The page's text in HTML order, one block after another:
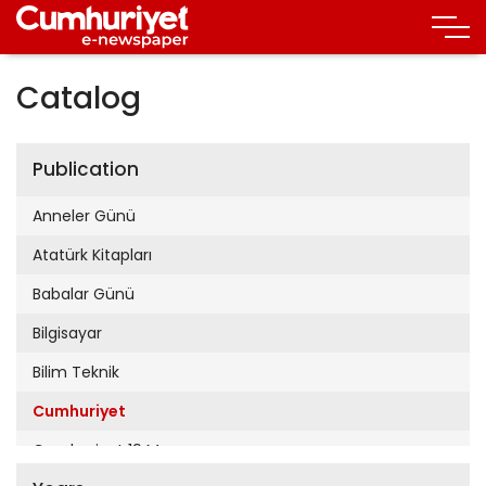
Catalog
Publication
Anneler Günü
Atatürk Kitapları
Babalar Günü
Bilgisayar
Bilim Teknik
Cumhuriyet
Cumhuriyet 19 Mayıs